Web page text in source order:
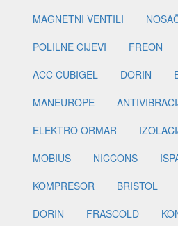
MAGNETNI VENTILI
POLILNE CIJEVI
FREON
ACC CUBIGEL
DORIN
MANEUROPE
ELEKTRO ORMAR
MOBIUS
NICCONS
KOMPRESOR
BRISTOL
DORIN
FRASCOLD